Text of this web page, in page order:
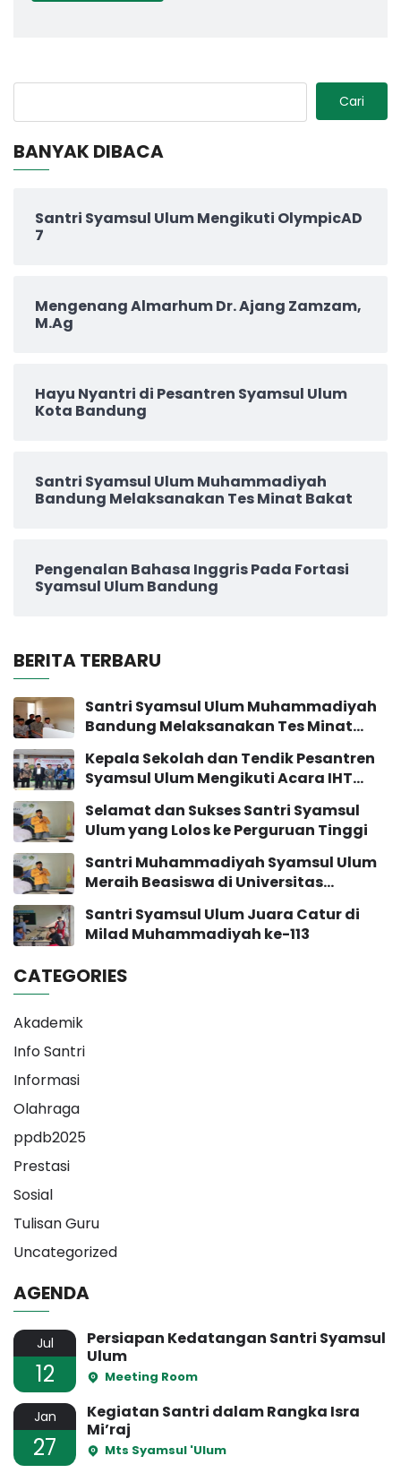
Cari
BANYAK DIBACA
Santri Syamsul Ulum Mengikuti OlympicAD
7
Mengenang Almarhum Dr. Ajang Zamzam,
M.Ag
Hayu Nyantri di Pesantren Syamsul Ulum
Kota Bandung
Santri Syamsul Ulum Muhammadiyah
Bandung Melaksanakan Tes Minat Bakat
Pengenalan Bahasa Inggris Pada Fortasi
Syamsul Ulum Bandung
BERITA TERBARU
Santri Syamsul Ulum Muhammadiyah
Bandung Melaksanakan Tes Minat
Kepala Sekolah dan Tendik Pesantren
Syamsul Ulum Mengikuti Acara IHT
Selamat dan Sukses Santri Syamsul
Ulum yang Lolos ke Perguruan Tinggi
Santri Muhammadiyah Syamsul Ulum
Meraih Beasiswa di Universitas
Santri Syamsul Ulum Juara Catur di
Milad Muhammadiyah ke-113
CATEGORIES
Akademik
Info Santri
Informasi
Olahraga
ppdb2025
Prestasi
Sosial
Tulisan Guru
Uncategorized
AGENDA
Jul
12
Persiapan Kedatangan Santri Syamsul
Ulum
Meeting Room
Jan
27
Kegiatan Santri dalam Rangka Isra
Mi’raj
Mts Syamsul 'Ulum